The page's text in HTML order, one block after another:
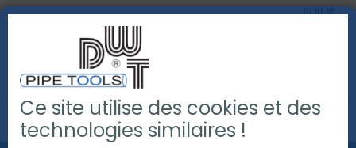
PRODUITS OUTILS POUR TUBE
Ce site utilise des cookies et des
technologies similaires !